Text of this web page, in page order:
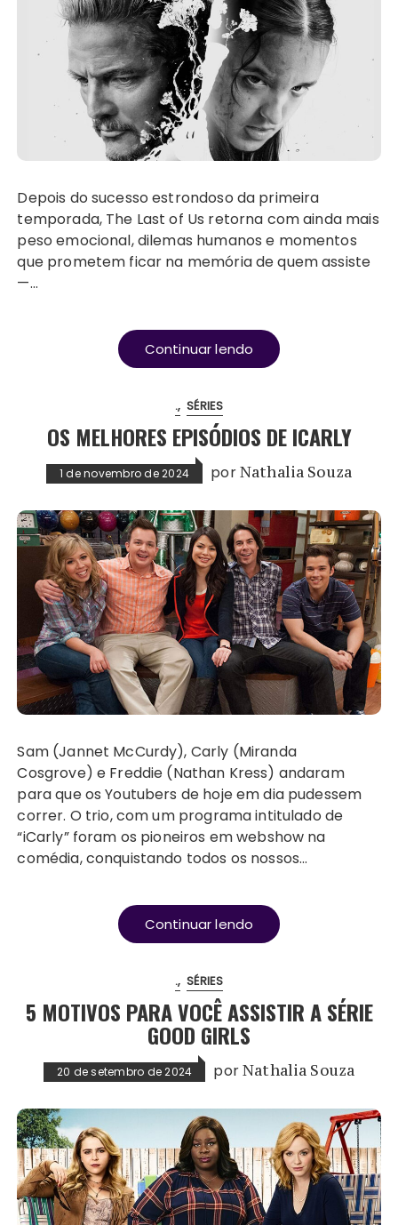
Depois do sucesso estrondoso da primeira
temporada, The Last of Us retorna com ainda mais
peso emocional, dilemas humanos e momentos
que prometem ficar na memória de quem assiste
—…
Continuar lendo
. SÉRIES
OS MELHORES EPISÓDIOS DE ICARLY
1 de novembro de 2024 porNathalia Souza
Sam (Jannet McCurdy), Carly (Miranda
Cosgrove) e Freddie (Nathan Kress) andaram
para que os Youtubers de hoje em dia pudessem
correr. O trio, com um programa intitulado de
“iCarly” foram os pioneiros em webshow na
comédia, conquistando todos os nossos…
Continuar lendo
. SÉRIES
5 MOTIVOS PARA VOCÊ ASSISTIR A SÉRIE
GOOD GIRLS
20 de setembro de 2024 porNathalia Souza